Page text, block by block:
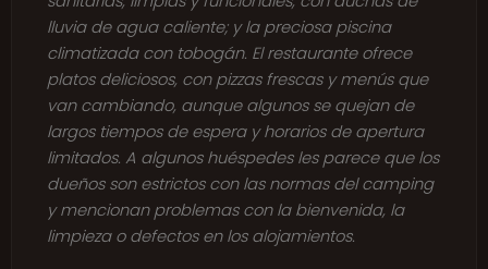
lluvia de agua caliente; y la preciosa piscina
climatizada con tobogán. El restaurante ofrece
platos deliciosos, con pizzas frescas y menús que
van cambiando, aunque algunos se quejan de
largos tiempos de espera y horarios de apertura
limitados. A algunos huéspedes les parece que los
dueños son estrictos con las normas del camping
y mencionan problemas con la bienvenida, la
limpieza o defectos en los alojamientos.